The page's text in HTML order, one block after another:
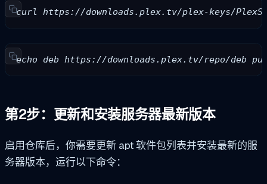
curl https://downloads.plex.tv/plex-keys/
echo deb https://downloads.plex.tv/repo/deb
第2步：更新和安装服务器最新版本
启用仓库后，你需要更新 apt 软件包列表并安装最新的服
务器版本，运行以下命令：